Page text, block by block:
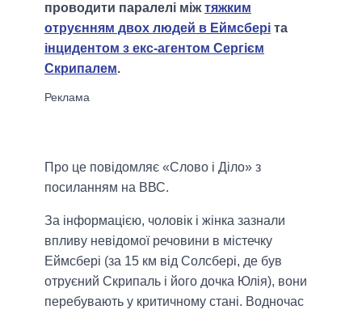
проводити паралелі міжтяжким
отруєнням двох людей в Еймсбері та
інцидентом з екс-агентом Сергієм
Скрипалем.
Про це повідомляє «Слово і Діло» з
посиланням на ВВС.
За інформацією, чоловік і жінка зазнали
впливу невідомої речовини в містечку
Еймсбері (за 15 км від Солсбері, де був
отруєний Скрипаль і його дочка Юлія), вони
перебувають у критичному стані. Водночас